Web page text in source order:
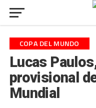
COPA DEL MUNDO
Lucas
provisional
Mundial